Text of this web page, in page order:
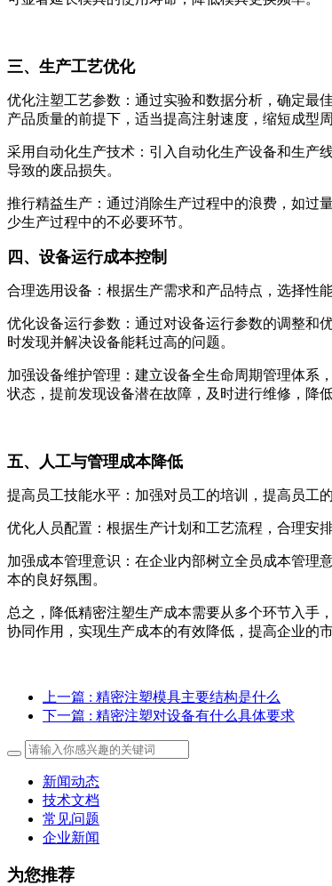
三、生产工艺优化
优化注塑工艺参数：通过实验和数据分析，确定最
产品质量的前提下，适当提高注射速度，缩短成型周
采用自动化生产技术：引入自动化生产设备和生产
导致的废品损失。
推行精益生产：通过消除生产过程中的浪费，如过
少生产过程中的不必要环节。
四、设备运行成本控制
合理选用设备：根据生产需求和产品特点，选择性
优化设备运行参数：通过对设备运行参数的调整和
时发现并解决设备能耗过高的问题。
加强设备维护管理：建立设备全生命周期管理体系
状态，提前发现设备潜在故障，及时进行维修，降低
五、人工与管理成本降低
提高员工技能水平：加强对员工的培训，提高员工
优化人员配置：根据生产计划和工艺流程，合理安
加强成本管理意识：在企业内部树立全员成本管理
本的良好氛围。
总之，降低精密注塑生产成本需要从多个环节入手
协同作用，实现生产成本的有效降低，提高企业的市
上一篇 : 精密注塑模具主要结构是什么
下一篇 : 精密注塑对设备有什么具体要求
新闻动态
技术文档
常见问题
企业新闻
为您推荐